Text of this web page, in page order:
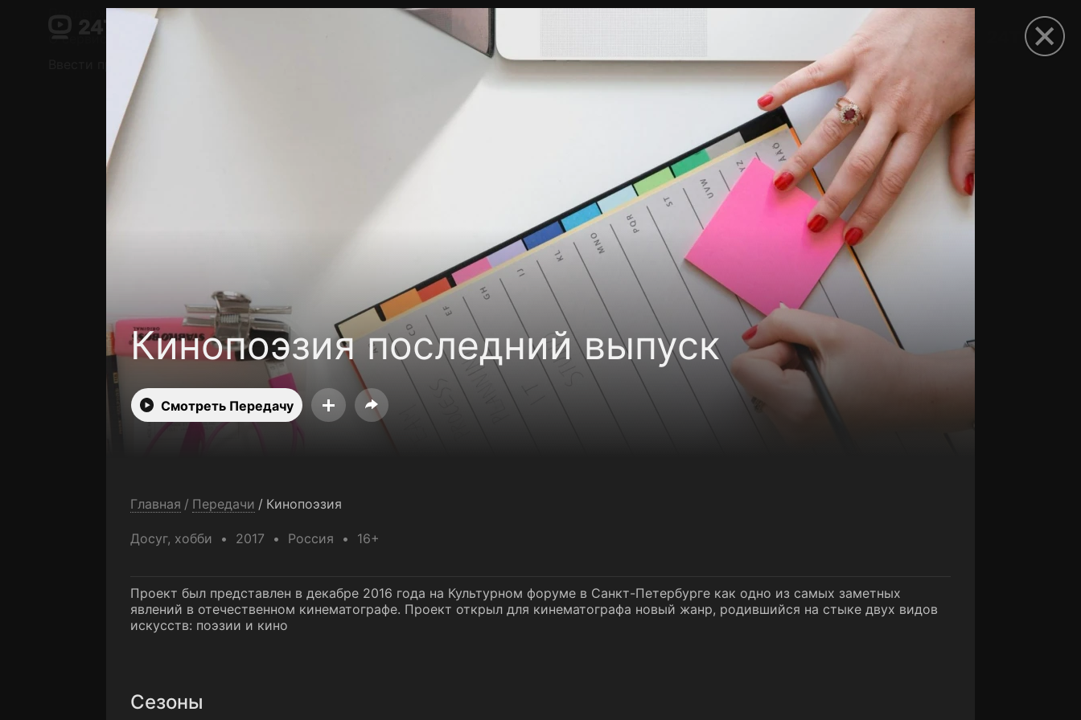
Кинопоэзия последний выпуск
Смотреть Передачу
Главная / Передачи / Кинопоэзия
Досуг, хобби 2017 Россия 16+
Проект был представлен в декабре 2016 года на Культурном форуме в Санкт-Петербурге как одно из самых заметных
явлений в отечественном кинематографе. Проект открыл для кинематографа новый жанр, родившийся на стыке двух видов
искусств: поэзии и кино
Сезоны
Поддержка:support@24h.tv
Пользовательское соглашение Политика конфиденциальности
Ввести промокод
Контакты